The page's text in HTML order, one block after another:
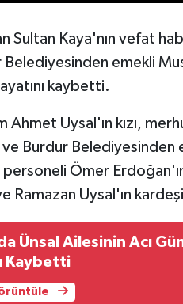
Sultan Kaya'nın vefat
emekli
kaybetti.
Uysal'ın kızı,
Burdur Belediyesinden
personeli Ömer
Ramazan Uysal'ın
Ünsal Ailesinin Acı
Kaybetti